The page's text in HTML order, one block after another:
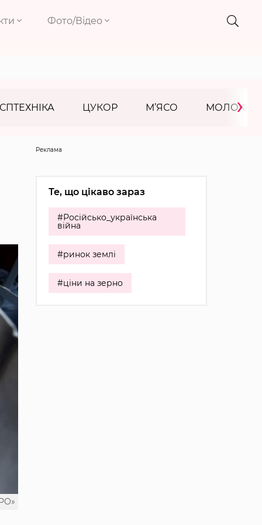
Фото/Відео
ЦУКОР М’ЯСО МОЛОКО
›
Реклама
Те, що цікаво зараз
#Російсько_українська
війна
#ринок землі
#ціни на зерно